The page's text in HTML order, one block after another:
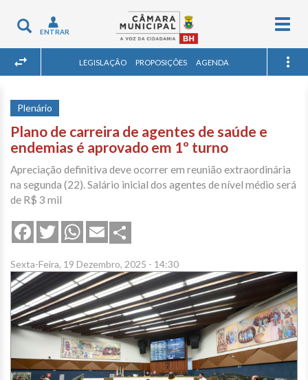
Toggle
navigation
ENTRAR
LEGISLAÇÃO PROPOSIÇÕES AGENDA
Plenário
Plano de carreira de agentes de saúde e
endemias é aprovado em 1º turno
Apreciação definitiva deve ocorrer em reunião extraordinária
na segunda (22). Salário inicial dos agentes de nível médio será
de R$ 3 mil
FacebookTwitterWhatsApp
Email
Sexta-Feira, 19 Dezembro, 2025 - 14:30